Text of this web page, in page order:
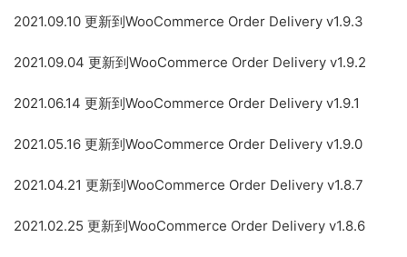
2021.09.10 更新到WooCommerce Order Delivery v1.9.3
2021.09.04 更新到WooCommerce Order Delivery v1.9.2
2021.06.14 更新到WooCommerce Order Delivery v1.9.1
2021.05.16 更新到WooCommerce Order Delivery v1.9.0
2021.04.21 更新到WooCommerce Order Delivery v1.8.7
2021.02.25 更新到WooCommerce Order Delivery v1.8.6